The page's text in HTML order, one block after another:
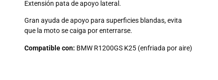
Extensión pata de apoyo lateral.
Gran ayuda de apoyo para superficies blandas, evita
que la moto se caiga por enterrarse.
Compatible con: BMW R1200GS K25 (enfriada por aire)